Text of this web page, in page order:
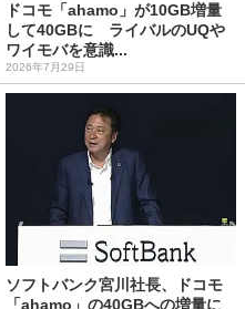
ドコモ「ahamo」が10GB増量
して40GBに ライバルのUQや
ワイモバを意識...
2026年7月29日
ソフトバンク宮川社長、ドコモ
「ahamo」の40GBへの増量に